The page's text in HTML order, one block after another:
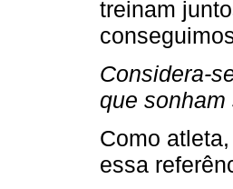
treinam
Considera-
que
Como
essa